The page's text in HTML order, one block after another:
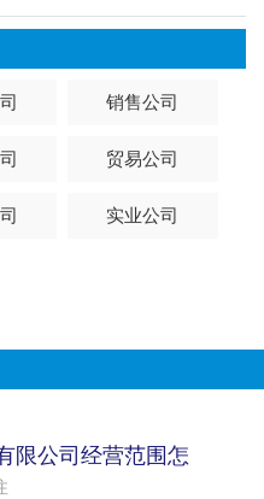
销售公司
贸易公司
实业公司
限公司经营范围怎
个模板）